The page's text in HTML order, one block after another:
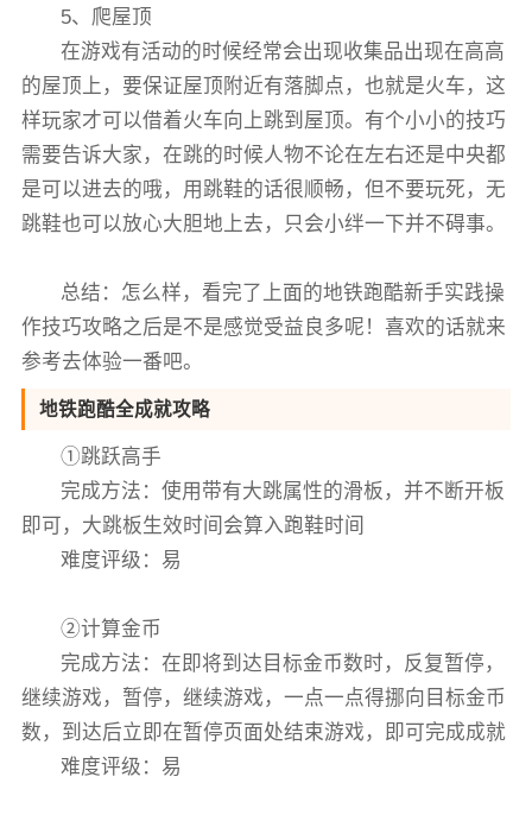
5、爬屋顶
在游戏有活动的时候经常会出现收集品出现在高高
的屋顶上，要保证屋顶附近有落脚点，也就是火车，这
样玩家才可以借着火车向上跳到屋顶。有个小小的技巧
需要告诉大家，在跳的时候人物不论在左右还是中央都
是可以进去的哦，用跳鞋的话很顺畅，但不要玩死，无
跳鞋也可以放心大胆地上去，只会小绊一下并不碍事。
总结：怎么样，看完了上面的地铁跑酷新手实践操
作技巧攻略之后是不是感觉受益良多呢！喜欢的话就来
参考去体验一番吧。
地铁跑酷全成就攻略
①跳跃高手
完成方法：使用带有大跳属性的滑板，并不断开板
即可，大跳板生效时间会算入跑鞋时间
难度评级：易
②计算金币
完成方法：在即将到达目标金币数时，反复暂停，
继续游戏，暂停，继续游戏，一点一点得挪向目标金币
数，到达后立即在暂停页面处结束游戏，即可完成成就
难度评级：易